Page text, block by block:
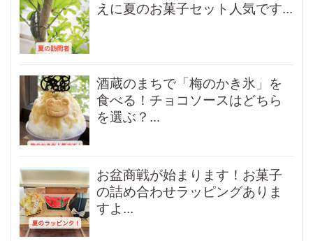
えに夏のお菓子セット人気です...
酒蔵のまちで「梅のかき氷」を
食べる！チョコソースはどちら
を選ぶ？...
お盆商戦が始まります！お菓子
の詰め合わせラッピングありま
すよ...